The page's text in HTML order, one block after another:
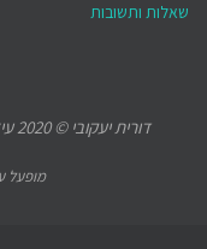
שאלות ותשובות
דורית יעקובי © 2020 עיצוב והפעלה
מופעל